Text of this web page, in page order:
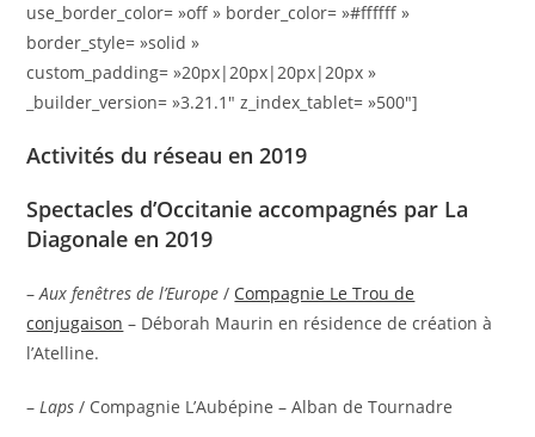
use_border_color= »off » border_color= »#ffffff »
border_style= »solid »
custom_padding= »20px|20px|20px|20px »
_builder_version= »3.21.1″ z_index_tablet= »500″]
Activités du réseau en 2019
Spectacles d’Occitanie accompagnés par La
Diagonale en 2019
–Aux fenêtres de l’Europe / Compagnie Le Trou de
conjugaison – Déborah Maurin en résidence de création à
l’Atelline.
–Laps / Compagnie L’Aubépine – Alban de Tournadre